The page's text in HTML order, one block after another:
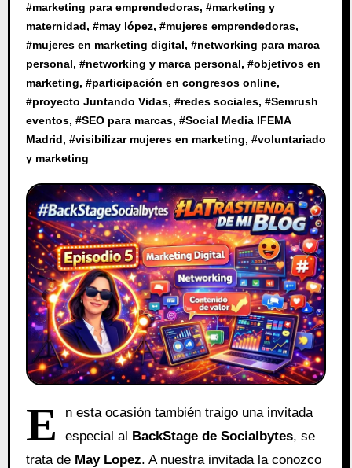
#marketing para emprendedoras, #marketing y
maternidad, #may lópez, #mujeres emprendedoras,
#mujeres en marketing digital, #networking para marca
personal, #networking y marca personal, #objetivos en
marketing, #participación en congresos online,
#proyecto Juntando Vidas, #redes sociales, #Semrush
eventos, #SEO para marcas, #Social Media IFEMA
Madrid, #visibilizar mujeres en marketing, #voluntariado
y marketing
E
n esta ocasión también traigo una invitada
especial al BackStage de Socialbytes, se
trata de May Lopez. A nuestra invitada la conozco